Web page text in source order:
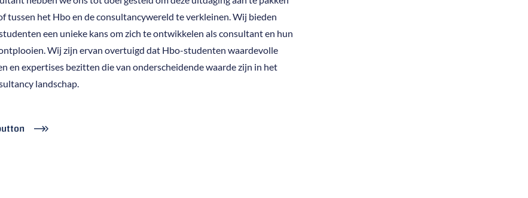
tussen het Hbo en de consultancywereld te verkleinen. Wij bieden
een unieke kans om zich te ontwikkelen als consultant en hun
Wij zijn ervan overtuigd dat Hbo-studenten waardevolle
en expertises bezitten die van onderscheidende waarde zijn in het
landschap.